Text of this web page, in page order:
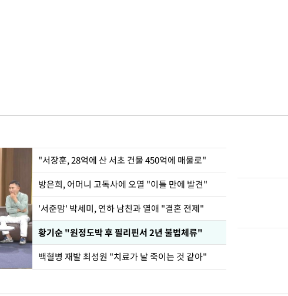
"서장훈, 28억에 산 서초 건물 450억에 매물로"
방은희, 어머니 고독사에 오열 "이틀 만에 발견"
'서준맘' 박세미, 연하 남친과 열애 "결혼 전제"
황기순 "원정도박 후 필리핀서 2년 불법체류"
백혈병 재발 최성원 "치료가 날 죽이는 것 같아"